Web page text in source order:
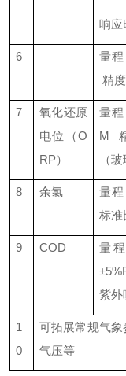
响应
6 量程
精度
7
氧化还原
电位（O
RP）
量程
M
（
8 余氯 量程
标准
9 COD 量
±
紫外
1
0
可拓展常规气
气压等